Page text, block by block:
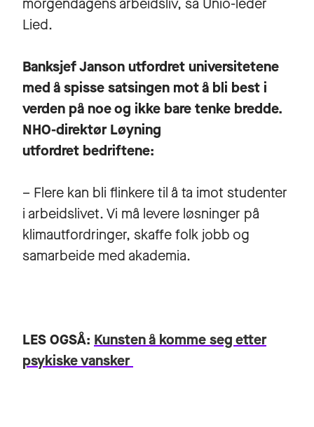
Lied.
Banksjef Janson utfordret universitetene
med å spisse satsingen mot å bli best i
verden på noe og ikke bare tenke bredde.
NHO-direktør Løyning
utfordret bedriftene:
– Flere kan bli flinkere til å ta imot studenter
i arbeidslivet. Vi må levere løsninger på
klimautfordringer, skaffe folk jobb og
samarbeide med akademia.
LES OGSÅ: Kunsten å komme seg etter
psykiske vansker